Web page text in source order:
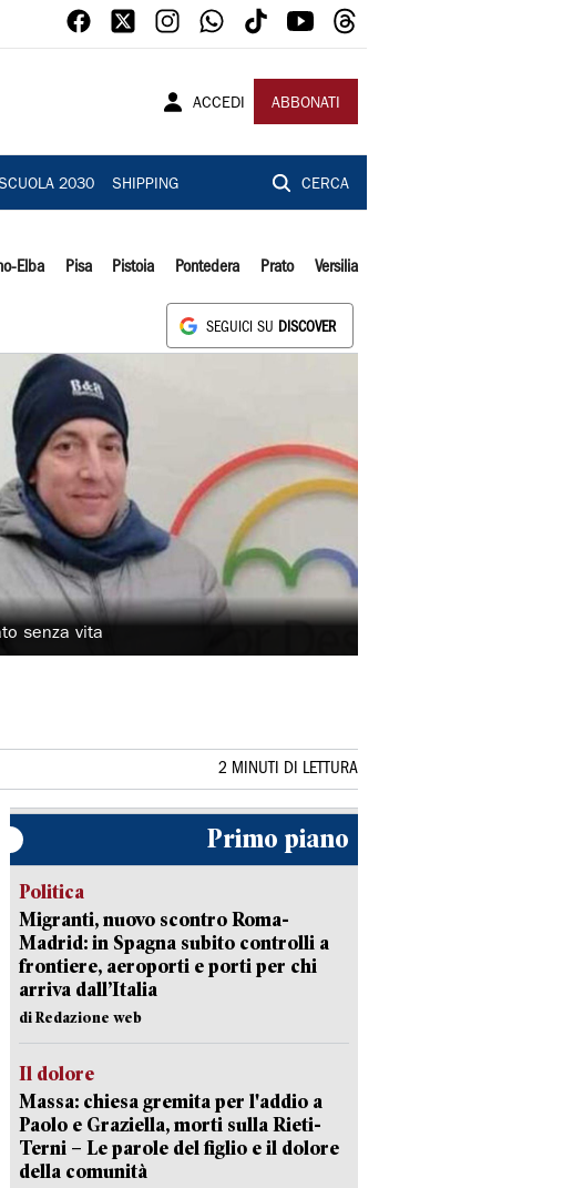
ACCEDI ABBONATI
2030 SHIPPING CERCA
Elba Pisa Pistoia Pontedera Prato Versilia
SEGUICI SU DISCOVER
senza vita
2 MINUTI DI LETTURA
Primo piano
Politica
Migranti, nuovo scontro Roma-
Madrid: in Spagna subito controlli a
frontiere, aeroporti e porti per chi
arriva dall’Italia
di Redazione web
Il dolore
Massa: chiesa gremita per l'addio a
Paolo e Graziella, morti sulla Rieti-
Terni – Le parole del figlio e il dolore
della comunità